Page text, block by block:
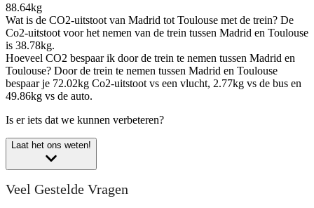
88.64kg
Wat is de CO2-uitstoot van Madrid tot Toulouse met de trein? De
Co2-uitstoot voor het nemen van de trein tussen Madrid en Toulouse
is 38.78kg.
Hoeveel CO2 bespaar ik door de trein te nemen tussen Madrid en
Toulouse? Door de trein te nemen tussen Madrid en Toulouse
bespaar je 72.02kg Co2-uitstoot vs een vlucht, 2.77kg vs de bus en
49.86kg vs de auto.
Is er iets dat we kunnen verbeteren?
Laat het ons weten!
Veel Gestelde Vragen